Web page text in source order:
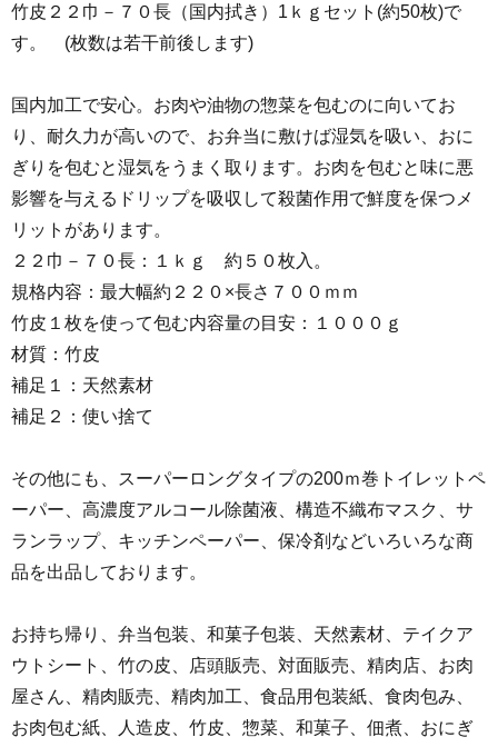
竹皮２２巾－７０長（国内拭き）1ｋｇセット(約50枚)で
す。 (枚数は若干前後します)
国内加工で安心。お肉や油物の惣菜を包むのに向いてお
り、耐久力が高いので、お弁当に敷けば湿気を吸い、おに
ぎりを包むと湿気をうまく取ります。お肉を包むと味に悪
影響を与えるドリップを吸収して殺菌作用で鮮度を保つメ
リットがあります。
２２巾－７０長：１ｋｇ 約５０枚入。
規格内容：最大幅約２２０×長さ７００ｍｍ
竹皮１枚を使って包む内容量の目安：１０００ｇ
材質：竹皮
補足１：天然素材
補足２：使い捨て
その他にも、スーパーロングタイプの200ｍ巻トイレットペ
ーパー、高濃度アルコール除菌液、構造不織布マスク、サ
ランラップ、キッチンペーパー、保冷剤などいろいろな商
品を出品しております。
お持ち帰り、弁当包装、和菓子包装、天然素材、テイクア
ウトシート、竹の皮、店頭販売、対面販売、精肉店、お肉
屋さん、精肉販売、精肉加工、食品用包装紙、食肉包み、
お肉包む紙、人造皮、竹皮、惣菜、和菓子、佃煮、おにぎ